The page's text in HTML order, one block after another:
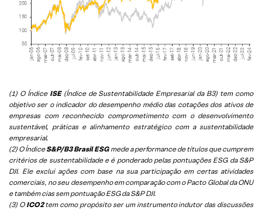
(1) O Índice ISE(Índice de Sustentabilidade Empresarial da B3) tem como
objetivo ser o indicador do desempenho médio das cotações dos ativos de
empresas com reconhecido comprometimento com o desenvolvimento
sustentável, práticas e alinhamento estratégico com a sustentabilidade
empresarial.
(2) O ÍndiceS&P/B3 Brasil ESGmede a performance de títulos que cumprem
critérios de sustentabilidade e é ponderado pelas pontuações ESG da S&P
DJI. Ele exclui ações com base na sua participação em certas atividades
comerciais, no seu desempenho em comparação com o Pacto Global da ONU
e também cias sem pontuação ESG da S&P DJI.
(3) O ICO2tem como propósito ser um instrumento indutor das discussões